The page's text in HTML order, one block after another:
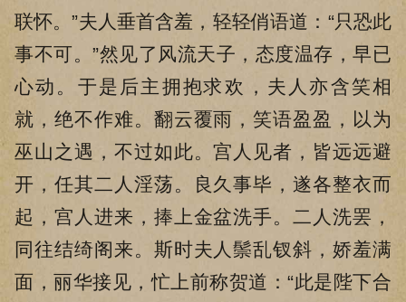
联怀。”夫人垂首含羞，轻轻俏语道：“只恐此
事不可。”然见了风流天子，态度温存，早已
心动。于是后主拥抱求欢，夫人亦含笑相
就，绝不作难。翻云覆雨，笑语盈盈，以为
巫山之遇，不过如此。宫人见者，皆远远避
开，任其二人淫荡。良久事毕，遂各整衣而
起，宫人进来，捧上金盆洗手。二人洗罢，
同往结绮阁来。斯时夫人鬃乱钗斜，娇羞满
面，丽华接见，忙上前称贺道：“此是陛下合